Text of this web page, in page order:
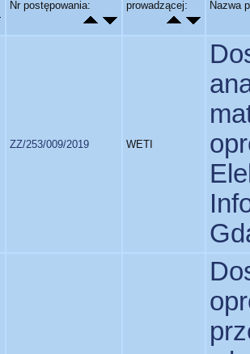
Nr postępowania:
prowadzącej:
Nazwa
ZZ/253/009/2019 WETI